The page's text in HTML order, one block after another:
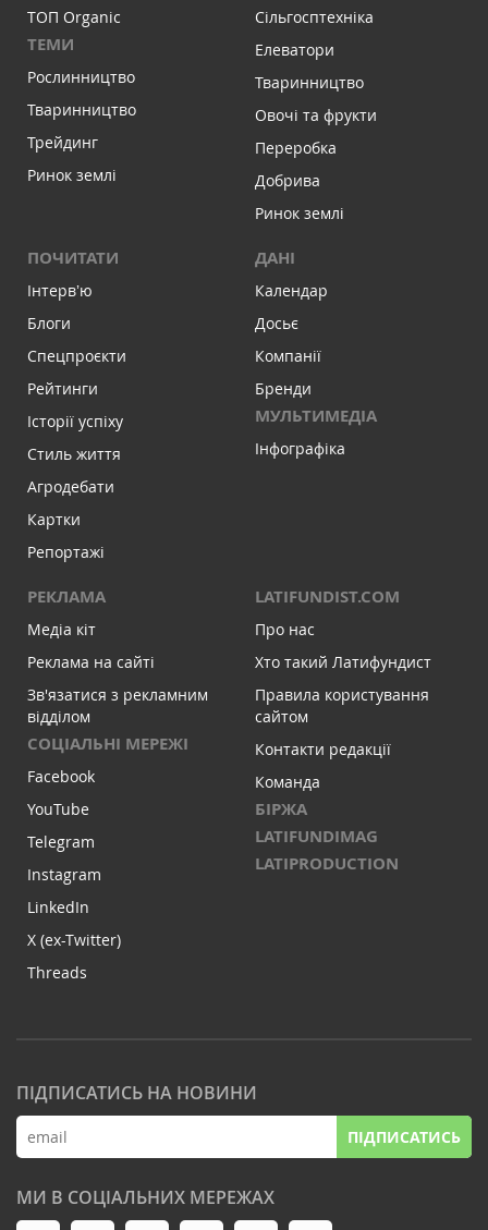
ТОП Organic
ТЕМИ
Рослинництво
Тваринництво
Трейдинг
Ринок землі
Сільгосптехніка
Елеватори
Тваринництво
Овочі та фрукти
Переробка
Добрива
Ринок землі
ПОЧИТАТИ
Інтервʼю
Блоги
Спецпроєкти
Рейтинги
Історії успіху
Стиль життя
Агродебати
Картки
Репортажі
ДАНІ
Календар
Досьє
Компанії
Бренди
МУЛЬТИМЕДІА
Інфографіка
РЕКЛАМА
Медіа кіт
Реклама на сайті
Зв'язатися з рекламним
відділом
СОЦІАЛЬНІ МЕРЕЖІ
Facebook
YouTube
Telegram
Instagram
LinkedIn
X (ex-Twitter)
Threads
LATIFUNDIST.COM
Про нас
Хто такий Латифундист
Правила користування
сайтом
Контакти редакції
Команда
БІРЖА
LATIFUNDIMAG
LATIPRODUCTION
ПІДПИСАТИСЬ НА НОВИНИ
ПІДПИСАТИСЬ
МИ В СОЦІАЛЬНИХ МЕРЕЖАХ